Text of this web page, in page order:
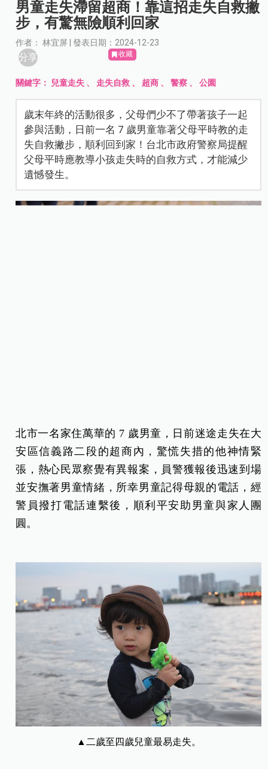
男童走失滯留超商！靠這招走失自救撇
步，有驚無險順利回家
作者： 林宜屏 | 發表日期：2024-12-23
分享 收藏
關鍵字： 兒童走失 、 走失自救 、 超商 、警察 、公園
歲末年終的活動很多，父母們少不了帶著孩子一起
參與活動，日前一名 7 歲男童靠著父母平時教的走
失自救撇步，順利回到家！台北市政府警察局提醒
父母平時應教導小孩走失時的自救方式，才能減少
遺憾發生。
北市一名家住萬華的 7 歲男童，日前迷途走失在大
安區信義路二段的超商內，驚慌失措的他神情緊
張，熱心民眾察覺有異報案，員警獲報後迅速到場
並安撫著男童情緒，所幸男童記得母親的電話，經
警員撥打電話連繫後，順利平安助男童與家人團
圓。
▲二歲至四歲兒童最易走失。